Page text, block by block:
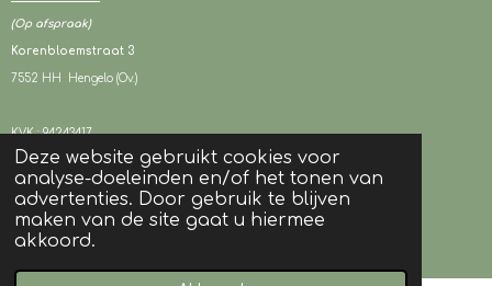
Deze website gebruikt cookies voor
analyse-doeleinden en/of het tonen van
advertenties. Door gebruik te blijven
maken van de site gaat u hiermee
akkoord.
(Op afspraak)
Korenbloemstraat 3
7552 HH Hengelo (Ov.)
KVK : 94243417
BTW : NL003080706B05
© 2024 OLD Beauties I Alle rechten voorbehouden
Powered byJouwWeb